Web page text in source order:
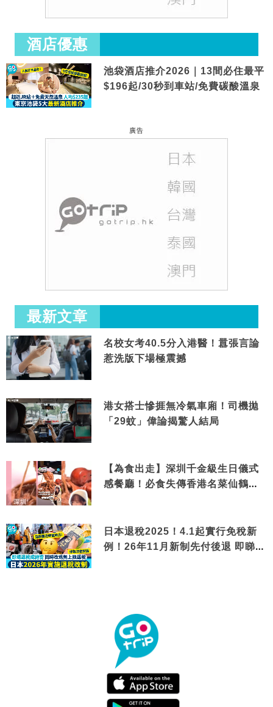
酒店優惠
池袋酒店推介2026｜13間必住最平
$196起/30秒到車站/免費碳酸溫泉
廣告
最新文章
名校女考40.5分入港醫！囂張言論
惹洗版下場極震撼
港女搭士慘捱無冷氣車廂！司機拋
「29蚊」偉論揭驚人結局
【為食出走】深圳千金級生日儀式
感餐廳！必食失傳香港名菜仙鶴神
日本退稅2025！4.1起實行免稅新
例！26年11月新制先付後退 即睇步